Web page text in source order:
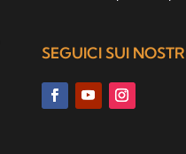
SEGUICI SUI